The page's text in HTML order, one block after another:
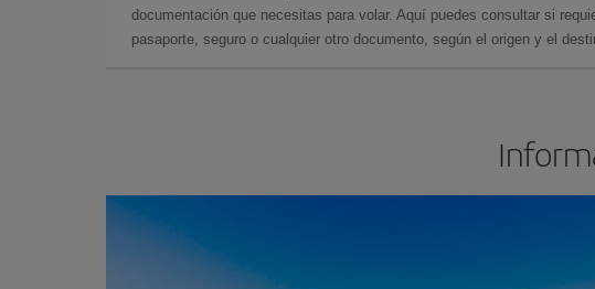
documentación que necesitas para volar. Aquí puedes consultar si
pasaporte, seguro o cualquier otro documento, según el origen y el